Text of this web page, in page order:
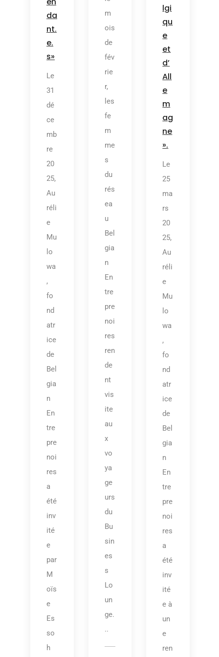
da
nt.
e.
s»
Le
31
dé
ce
mb
re
20
25,
Au
réli
e
Mu
lo
wa
,
fo
nd
atr
ice
de
Bel
gia
n
En
tre
pre
noi
res
a
été
inv
ité
e
par
M
oïs
e
Es
so
h
m
ois
de
fév
rie
r,
les
fe
m
me
s
du
rés
ea
u
Bel
gia
n
En
tre
pre
noi
res
ren
de
nt
vis
ite
au
x
vo
ya
ge
urs
du
Bu
sin
es
s
Lo
un
ge.
..
lgi
qu
e
et
d’
All
e
m
ag
ne
».
Le
25
ma
rs
20
25,
Au
réli
e
Mu
lo
wa
,
fo
nd
atr
ice
de
Bel
gia
n
En
tre
pre
noi
res
a
été
inv
ité
e à
un
e
ren